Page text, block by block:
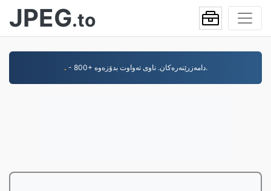
JPEG.to
. - 800+ دامەزرێنەرەکان. ناوی تەواوت بدۆزەوە.